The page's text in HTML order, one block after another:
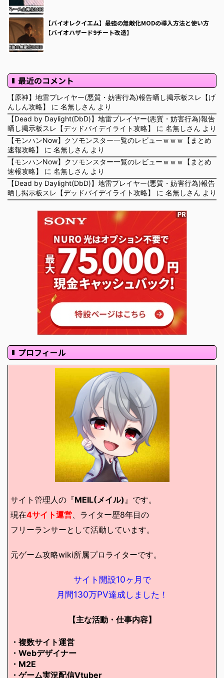
【バイオレクイエム】最強の無敵化MODの導入方法と使い方
【バイオハザード9チート改造】
最近のコメント
【原神】地雷プレイヤー(悪質・妨害行為)報告晒し掲示板スレ【げ
んしん攻略】
に 名無しさん より
【Dead by Daylight(DbD)】地雷プレイヤー(悪質・妨害行為)報告
晒し掲示板スレ【デッドバイデイライト攻略】
に 名無しさん より
【モンハンNow】クソモンスター一覧のレビューｗｗｗ【まとめ
速報攻略】
に 名無しさん より
【モンハンNow】クソモンスター一覧のレビューｗｗｗ【まとめ
速報攻略】
に 名無しさん より
【Dead by Daylight(DbD)】地雷プレイヤー(悪質・妨害行為)報告
晒し掲示板スレ【デッドバイデイライト攻略】
に 名無しさん より
プロフィール
サイト管理人の『MEIL(メイル) 』です。
現在4サイト運営、ライター歴8年目の
フリーランサーとして活動しています。
元ゲーム攻略wiki所属プロライターです。
サイト開設10ヶ月で
月間130万PV達成しました！
【主な活動・仕事内容】
・複数サイト運営
・Webデザイナー
・M2E
・ゲーム実況配信Vtuber